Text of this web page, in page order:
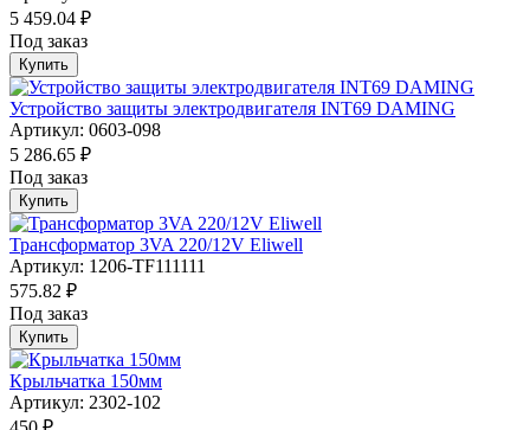
5 459.04 ₽
Под заказ
Купить
Устройство защиты электродвигателя INT69 DAMING
Артикул: 0603-098
5 286.65 ₽
Под заказ
Купить
Трансформатор 3VA 220/12V Eliwell
Артикул: 1206-TF111111
575.82 ₽
Под заказ
Купить
Крыльчатка 150мм
Артикул: 2302-102